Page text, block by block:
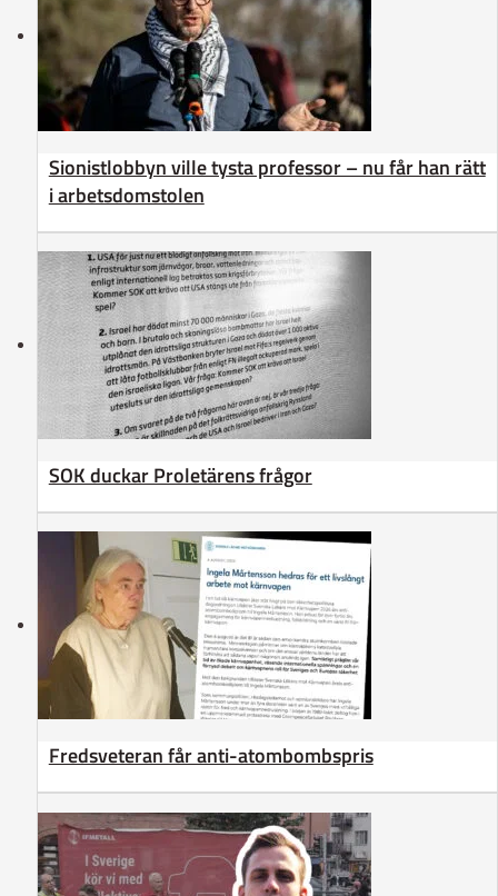
Sionistlobbyn ville tysta professor – nu får han rätt
i arbetsdomstolen
SOK duckar Proletärens frågor
Fredsveteran får anti-atombombspris